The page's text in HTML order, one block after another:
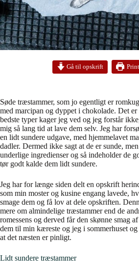
Gå til opskrift
Søde træstammer, som jo egentligt er
med marcipan og dyppet i chokolade. Det er
bedste typer kager jeg ved og jeg forstår
mig så lang tid at lave dem selv. Jeg har
en lidt sundere udgave, med hjemmelavet
dadler. Dermed ikke sagt at de er sunde,
underlige ingredienser og så indeholder de
tør godt kalde dem lidt sundere.
Jeg har for længe siden delt en opskrift
som min moster og kusine engang lavede,
smage dem og få lov at dele opskriften.
mere om almindelige træstammer end de
romessens og derved får den skønne smag
dem til min kæreste og jeg i sommerhuset
at det næsten er pinligt.
Lidt sundere træstammer